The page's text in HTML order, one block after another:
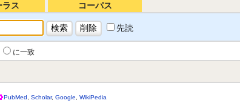
ラス コーパス
先読
に一致
PubMed Scholar, Google WikiPedia